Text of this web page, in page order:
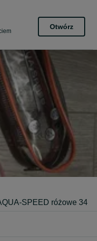
Otwórz
SPEED różowe 34